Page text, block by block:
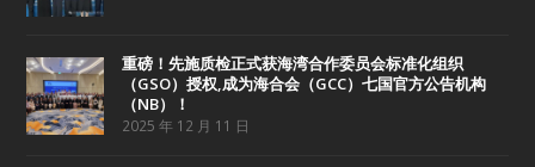
重磅！先施质检正式获海湾合作委员会标准化组织
（GSO）授权,成为海合会（GCC）七国官方公告机构
（NB）！
2025 年 12 月 11 日